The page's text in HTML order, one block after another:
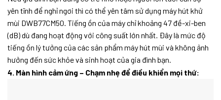
yên tĩnh để nghỉ ngơi thì có thể yên tâm sử dụng máy hút khử
mùi DWB77CM50. Tiếng ồn của máy chỉ khoảng 47 đề-xi-ben
(dB) dù đang hoạt động với công suất lớn nhất. Đây là mức độ
tiếng ồn lý tưởng của các sản phẩm máy hút mùi và không ảnh
hưởng đến sức khỏe và sinh hoạt của gia đình bạn.
4. Màn hình cảm ứng – Chạm nhẹ để điều khiển mọi thứ: